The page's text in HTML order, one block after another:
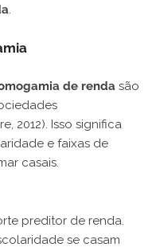
.
de renda são
2012). Isso significa
e faixas de
casais.
preditor de renda.
se casam